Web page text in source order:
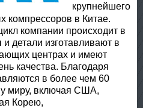
крупнейшего
компрессоров в Китае.
компании происходит в
детали изготавливают в
центрах и имеют
качества. Благодаря
в более чем 60
миру, включая США,
Корею,